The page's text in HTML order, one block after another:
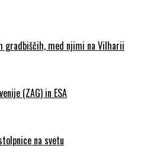
gradbiščih, med njimi na Vilharii
(ZAG) in ESA
na svetu